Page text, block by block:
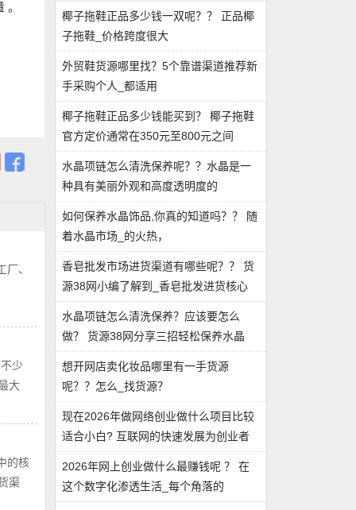
、
少
大
的核
渠
椰子拖鞋正品多少钱一双呢？？ 正品椰
子拖鞋_价格跨度很大
外贸鞋货源哪里找？5个靠谱渠道推荐新
手采购个人_都适用
椰子拖鞋正品多少钱能买到？ 椰子拖鞋
官方定价通常在350元至800元之间
水晶项链怎么清洗保养呢？？水晶是一
种具有美丽外观和高度透明度的
如何保养水晶饰品,你真的知道吗？？ 随
着水晶市场_的火热，
香皂批发市场进货渠道有哪些呢？？ 货
源38网小编了解到_香皂批发进货核心
水晶项链怎么清洗保养？应该要怎么
做？ 货源38网分享三招轻松保养水晶
想开网店卖化妆品哪里有一手货源
呢？？怎么_找货源？
现在2026年做网络创业做什么项目比较
适合小白? 互联网的快速发展为创业者
2026年网上创业做什么最赚钱呢 ？ 在
这个数字化渗透生活_每个角落的